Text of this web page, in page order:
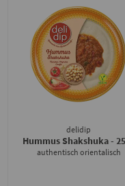
delidip
Hummus Shakshuka-
authentisch orientalisch